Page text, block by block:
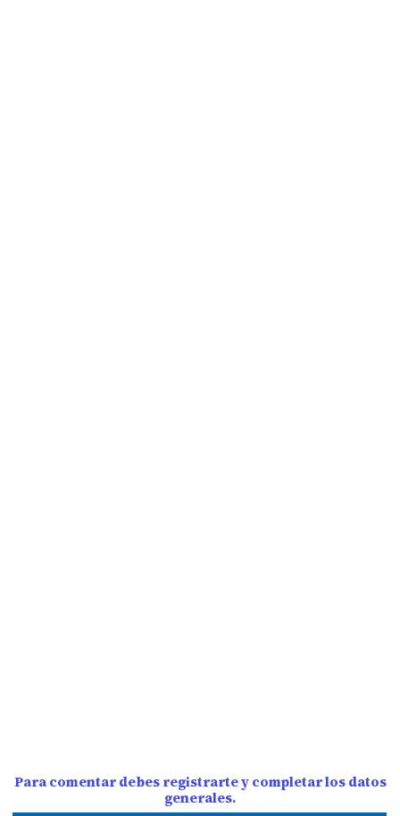
Para comentar debes registrarte y completar los datos
generales.